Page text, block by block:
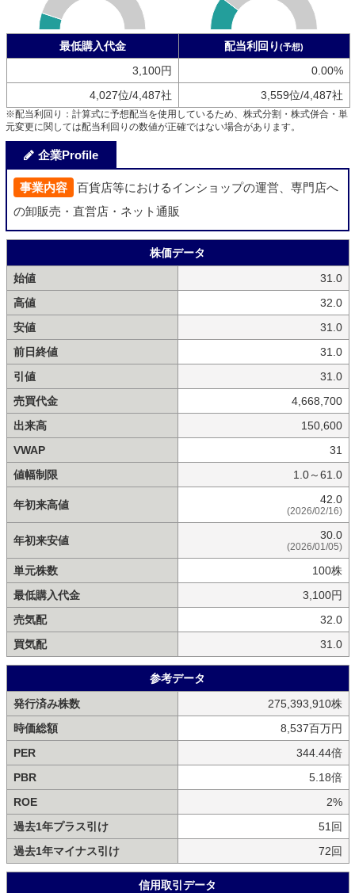
最低購入代金 配当利回り (予想)
3,100円
0.00%
4,027位/4,487社
3,559位/4,487社
※配当利回り：計算式に予想配当を使用しているため、株式分割・株式併合・単
元変更に関しては配当利回りの数値が正確ではない場合があります。
企業Profile
事業内容
百貨店等におけるインショップの運営、専門店へ
の卸販売・直営店・ネット通販
株価データ
始値
31.0
高値
32.0
安値
31.0
前日終値
31.0
引値
31.0
売買代金
4,668,700
出来高
150,600
VWAP
31
値幅制限
1.0～61.0
年初来高値 42.0
(2026/02/16)
年初来安値 30.0
(2026/01/05)
単元株数
100株
最低購入代金
3,100円
売気配
32.0
買気配
31.0
参考データ
発行済み株数
275,393,910株
時価総額
8,537百万円
PER
344.44倍
PBR
5.18倍
ROE
2%
過去1年プラス引け
51回
過去1年マイナス引け
72回
信用取引データ